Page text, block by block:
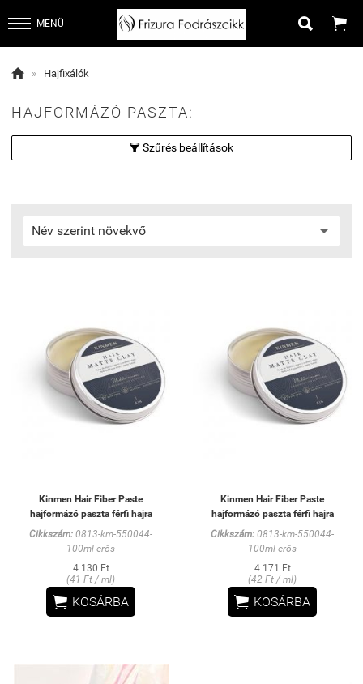
MENÜ  
 » Hajfixálók
HAJFORMÁZÓ PASZTA:
 Szűrés beállítások
Kinmen Hair Fiber Paste
hajformázó paszta férfi hajra
Cikkszám: 0813-km-550044-
100ml-erős
4 130 Ft
(41 Ft / ml)
 KOSÁRBA
Kinmen Hair Fiber Paste
hajformázó paszta férfi hajra
Cikkszám: 0813-km-550044-
100ml-erős
4 171 Ft
(42 Ft / ml)
 KOSÁRBA